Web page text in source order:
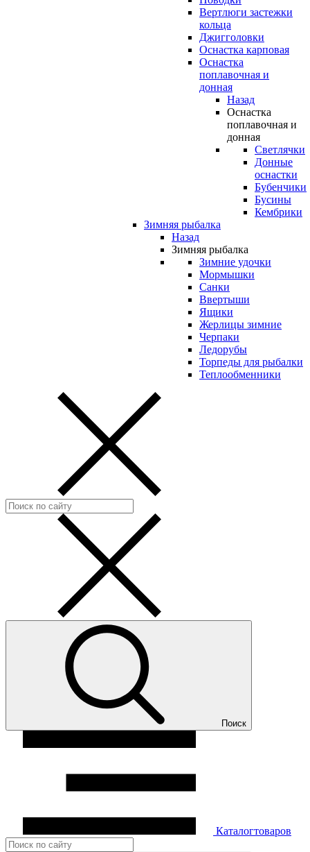
Вертлюги застежки
кольца
Джигголовки
Оснастка карповая
Оснастка
поплавочная и
донная
Назад
Оснастка
поплавочная и
донная
Светлячки
Донные
оснастки
Бубенчики
Бусины
Кембрики
Зимняя рыбалка
Назад
Зимняя рыбалка
Зимние удочки
Мормышки
Санки
Ввертыши
Ящики
Жерлицы зимние
Черпаки
Ледорубы
Торпеды для рыбалки
Теплообменники
Поиск
Каталогтоваров